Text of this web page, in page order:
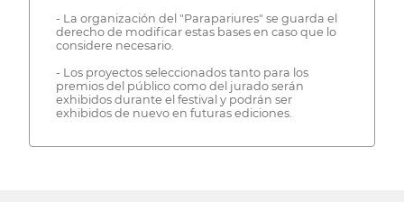
- La organización del "Parapariures" se guarda el
derecho de modificar estas bases en caso que lo
considere necesario.
- Los proyectos seleccionados tanto para los
premios del público como del jurado serán
exhibidos durante el festival y podrán ser
exhibidos de nuevo en futuras ediciones.